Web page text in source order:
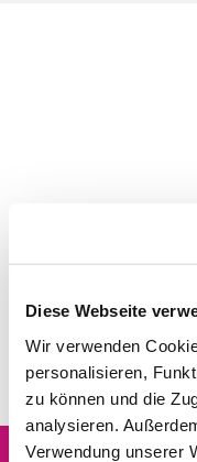
Diese Webseite
Wir verwenden
personalisieren,
zu können und die
analysieren.
Verwendung unserer